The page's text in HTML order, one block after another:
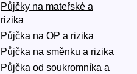
Půjčky na mateřské a
rizika
Půjčka na OP a rizika
Půjčka na směnku a rizika
Půjčka od soukromníka a